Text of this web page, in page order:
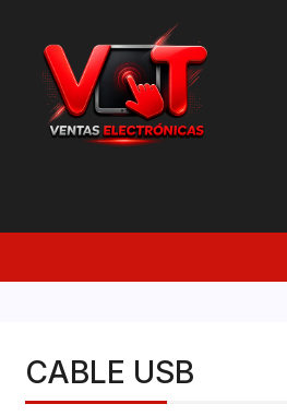
CABLE USB